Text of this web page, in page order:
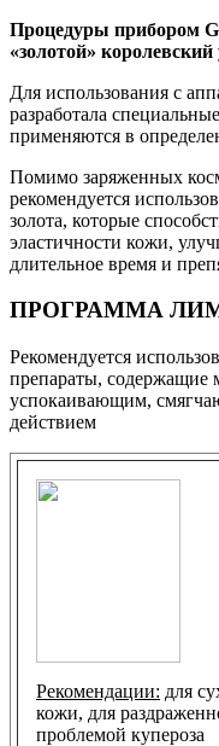
Процедуры прибором
«золотой»
Для использования с
разработала
применяются в
Помимо заряженных
рекомендуется
золота, которые
эластичности кожи,
длительное время и
ПРОГРАММА
Рекомендуется
препараты, содержащие
успокаивающим,
действием
Рекомендации: для
кожи, для
проблемой купероза